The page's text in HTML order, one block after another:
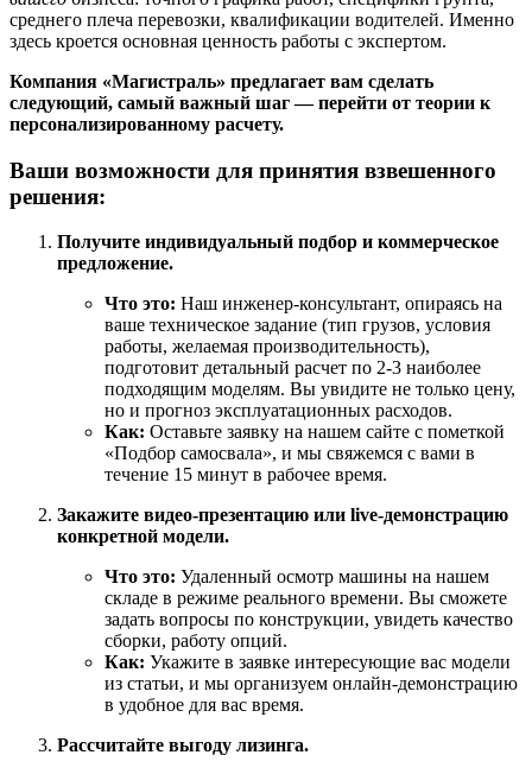
среднего плеча перевозки, квалификации водителей. Именно
здесь кроется основная ценность работы с экспертом.
Компания «Магистраль» предлагает вам сделать
следующий, самый важный шаг — перейти от теории к
персонализированному расчету.
Ваши возможности для принятия взвешенного
решения:
Получите индивидуальный подбор и коммерческое
предложение.
Что это: Наш инженер-консультант, опираясь на
ваше техническое задание (тип грузов, условия
работы, желаемая производительность),
подготовит детальный расчет по 2-3 наиболее
подходящим моделям. Вы увидите не только цену,
но и прогноз эксплуатационных расходов.
Как: Оставьте заявку на нашем сайте с пометкой
«Подбор самосвала», и мы свяжемся с вами в
течение 15 минут в рабочее время.
Закажите видео-презентацию или live-демонстрацию
конкретной модели.
Что это: Удаленный осмотр машины на нашем
складе в режиме реального времени. Вы сможете
задать вопросы по конструкции, увидеть качество
сборки, работу опций.
Как: Укажите в заявке интересующие вас модели
из статьи, и мы организуем онлайн-демонстрацию
в удобное для вас время.
Рассчитайте выгоду лизинга.